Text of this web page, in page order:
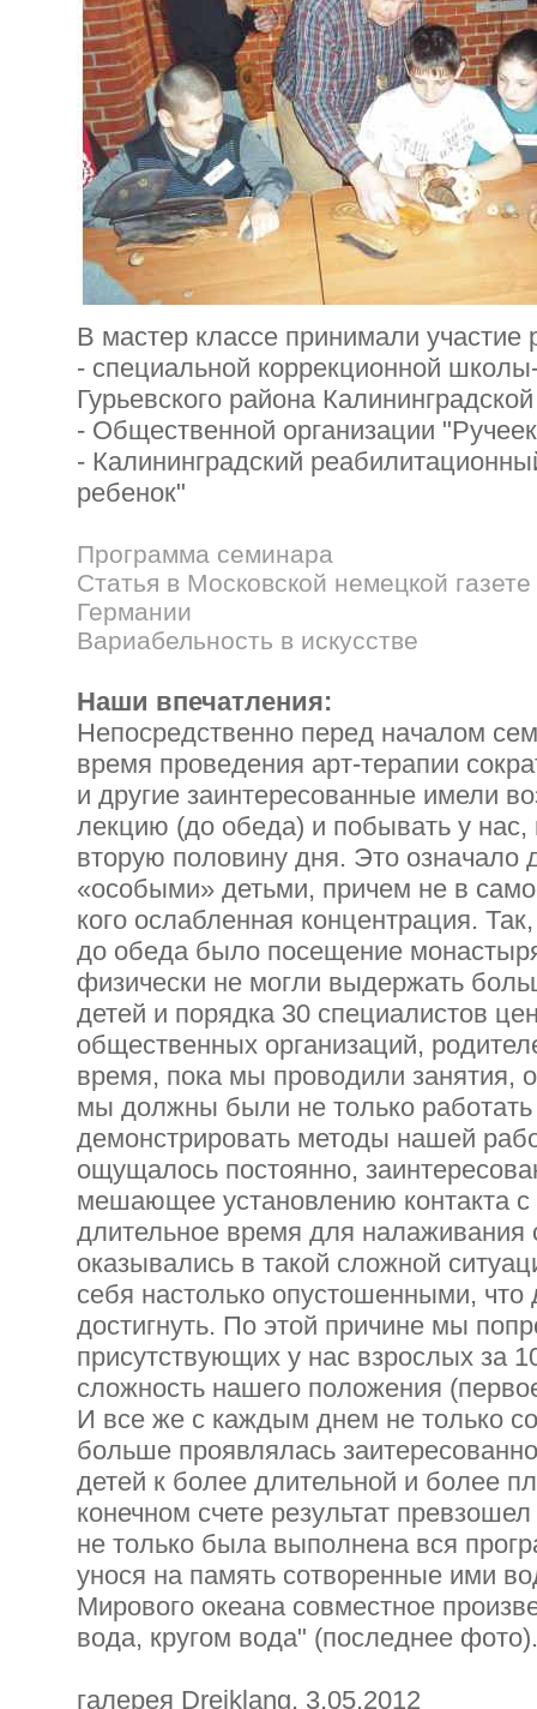
В мастер классе принимали участие
- специальной коррекционной
Гурьевского района
- Общественной организации
- Калининградский
ребенок"
Программа семинара
Статья в Московской немецкой
Германии
Вариабельность в искусстве
Наши впечатления:
Непосредственно перед началом
время проведения арт-терапии
и другие заинтересованные имели
лекцию (до обеда) и побывать у
вторую половину дня. Это
«особыми» детьми, причем не в
кого ослабленная концентрация.
до обеда было посещение
физически не могли выдержать
детей и порядка 30 специалистов
общественных организаций,
время, пока мы проводили занятия,
мы должны были не только
демонстрировать методы нашей
ощущалось постоянно,
мешающее установлению контакта
длительное время для
оказывались в такой сложной
себя настолько опустошенными, что
достигнуть. По этой причине мы
присутствующих у нас взрослых за
сложность нашего положения
И все же с каждым днем не только
больше проявлялась
детей к более длительной и более
конечном счете результат
не только была выполнена вся
унося на память сотворенные ими
Мирового океана совместное
вода, кругом вода" (последнее фото).
галерея Dreiklang, 3.05.2012